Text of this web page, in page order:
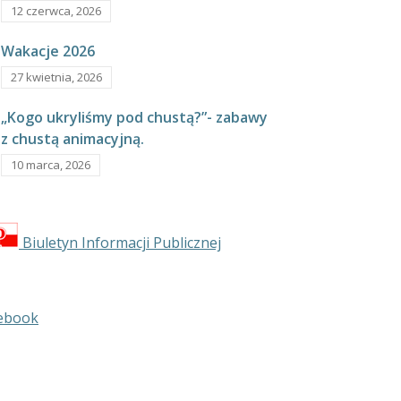
12 czerwca, 2026
Wakacje 2026
27 kwietnia, 2026
„Kogo ukryliśmy pod chustą?”- zabawy
z chustą animacyjną.
10 marca, 2026
Biuletyn Informacji Publicznej